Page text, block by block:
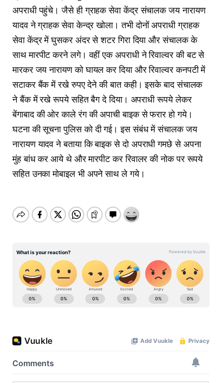
अपराधी पहुंचे। जैसे ही ग्राहक सेवा केंद्र संचालक जय नारायण
यादव ने ग्राहक सेवा केन्द्र खोला। तभी दोनों अपराधी ग्राहक
सेवा केंद्र में घुसकर अंदर से शटर गिरा दिया और संचालक के
साथ मारपीट करने लगे। वहीं एक अपराधी ने रिवाल्वर की बट से
मारकर जय नारायण को घायल कर दिया और रिवाल्वर कनपटी में
सटाकर बैंक में रखे रुपए देने की बात कही। इसके बाद संचालक
ने बैंक में रखे रूपये सहित बैग दे दिया। अपराधी रूपये लेकर
बेंगाबाद की ओर काले रंग की अपाची बाइक से फरार हो गये।
घटना की सूचना पुलिस को दी गई। इस संबंध में संचालक जय
नारायण यादव ने बताया कि बाइक से दो अपराधी गमछे से अपना
मुंह बांध कर आये थे और मारपीट कर रिवालर की नोक पर रूपये
सहित उनका मोबाइल भी अपने साथ ले गये।